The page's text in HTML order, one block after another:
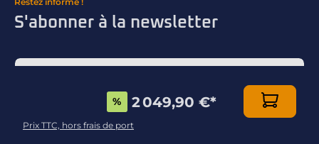
% 2 049,90 €*
Prix TTC, hors frais de port
S'abonner à la newsletter
Ce site est protégé par reCAPTCHA. Lapolitique de
confidentialitéet les conditions d’utilisation
de Google